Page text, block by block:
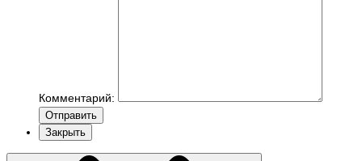
Комментарий:
Отправить
Закрыть